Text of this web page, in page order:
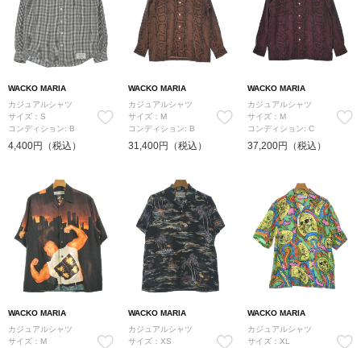
WACKO MARIA
カジュアルシャツ
サイズ：S
コンディション: B
4,400円（税込）
WACKO MARIA
カジュアルシャツ
サイズ：M
コンディション: B
31,400円（税込）
WACKO MARIA
カジュアルシャツ
サイズ：M
コンディション: C
37,200円（税込）
WACKO MARIA
カジュアルシャツ
サイズ：M
WACKO MARIA
カジュアルシャツ
サイズ：XS
WACKO MARIA
カジュアルシャツ
サイズ：XL